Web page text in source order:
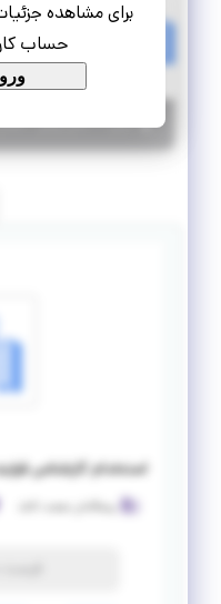
برای مشاهده
حساب
استخدام
تمام وقت
مرکزی |۶ سال پیش |
استخدام کارشناس